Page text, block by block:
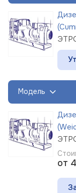
Модель
от